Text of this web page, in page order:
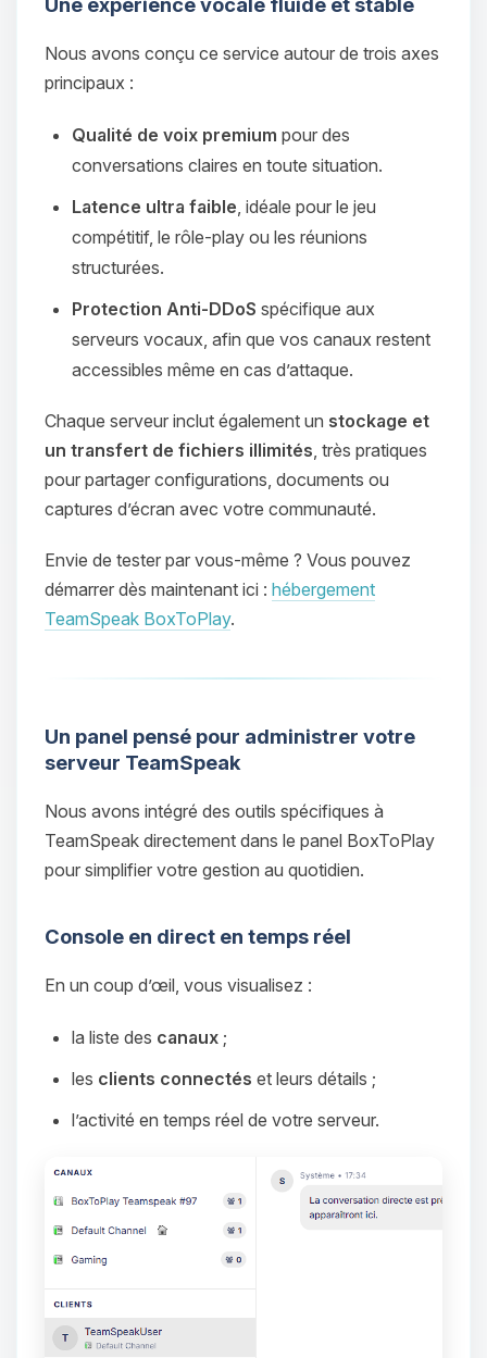
Nous avons conçu ce service autour de trois axes
principaux :
Qualité de voix premium pour des
conversations claires en toute situation.
Latence ultra faible , idéale pour le jeu
compétitif, le rôle‑play ou les réunions
structurées.
Protection Anti‑DDoS spécifique aux
serveurs vocaux, afin que vos canaux restent
accessibles même en cas d’attaque.
Chaque serveur inclut également un stockage et
un transfert de fichiers illimités , très pratiques
pour partager configurations, documents ou
captures d’écran avec votre communauté.
Envie de tester par vous‑même ? Vous pouvez
démarrer dès maintenant ici : hébergement
TeamSpeak BoxToPlay.
Un panel pensé pour administrer votre
serveur TeamSpeak
Nous avons intégré des outils spécifiques à
TeamSpeak directement dans le panel BoxToPlay
pour simplifier votre gestion au quotidien.
Console en direct en temps réel
En un coup d’œil, vous visualisez :
la liste des canaux ;
les clients connectés et leurs détails ;
l’activité en temps réel de votre serveur.